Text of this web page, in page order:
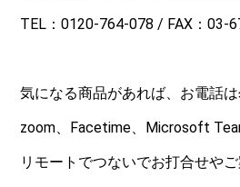
TEL：0120-764-078 / FAX：03-
気になる商品があれば、お電話
zoom、Facetime、Microsoft
リモートでつないでお打合せや